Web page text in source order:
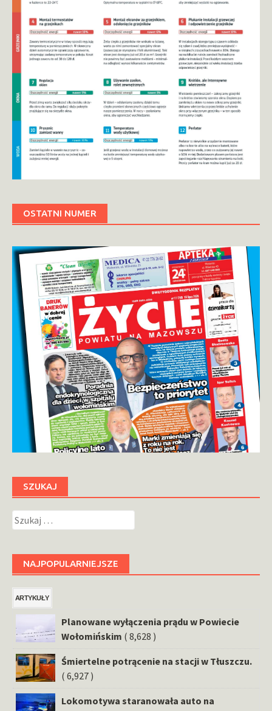
OSTATNI NUMER
SZUKAJ
Szukaj:
NAJPOPULARNIEJSZE
ARTYKUŁY
Planowane wyłączenia prądu w Powiecie
Wołomińskim ( 8,628 )
Śmiertelne potrącenie na stacji w Tłuszczu.
( 6,927 )
Lokomotywa staranowała auto na